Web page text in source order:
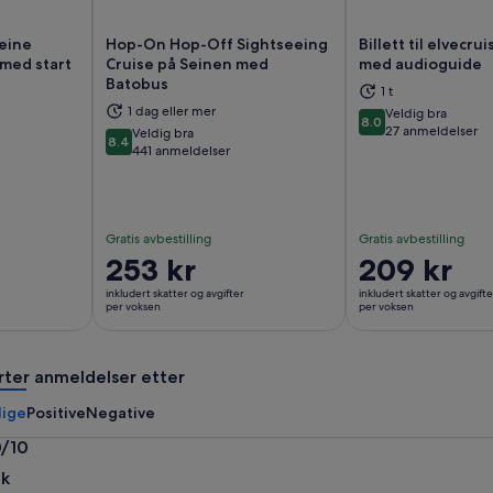
start
i en ny fane
Hop-On Hop-Off Sightseeing
Cruise på Seinen med
Batobus
1 dag eller mer
8.48.4 av 10
Veldig bra
441 anmeldelser
Gratis avbestilling
Prisen
er
253 kr
253 kr
inkludert skatter og avgifter
per voksen
Åpnes i en ny fane
Billett til
med audioguide
1 t
8.08.0 av 10
Veldig bra
27 anmeldelser
Gratis avbestilling
Prisen
er
209 kr
209 kr
inkludert skatter og
per voksen
anmeldelser etter
PositiveNegative
10